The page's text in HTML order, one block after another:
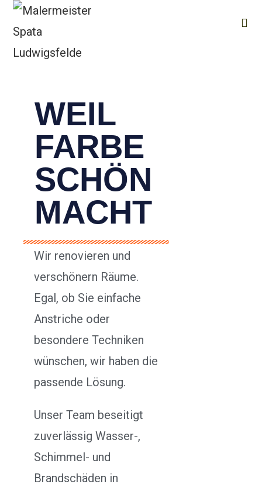
WEIL
FARBE
SCHÖN
MACHT
Wir renovieren und
verschönern Räume.
Egal, ob Sie einfache
Anstriche oder
besondere Techniken
wünschen, wir haben die
passende Lösung.
Unser Team beseitigt
zuverlässig Wasser-,
Schimmel- und
Brandschäden in